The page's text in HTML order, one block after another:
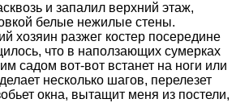
и запалил верхний этаж,
белые нежилые стены.
хозяин разжег костер посередине
что в наползающих сумерках
садом вот-вот встанет на ноги или
несколько шагов, перелезет
окна, вытащит меня из постели,